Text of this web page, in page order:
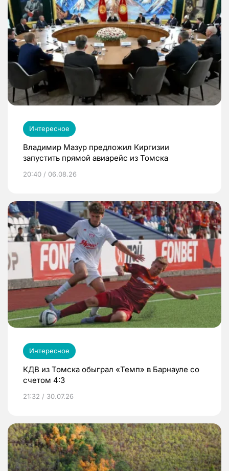
Интересное
Владимир Мазур предложил Киргизии
запустить прямой авиарейс из Томска
20:40 / 06.08.26
Интересное
КДВ из Томска обыграл «Темп» в Барнауле со
счетом 4:3
21:32 / 30.07.26